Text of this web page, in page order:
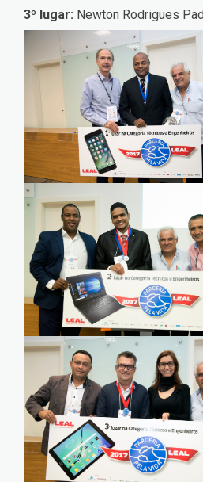
3º lugar: Newton Rodrigues